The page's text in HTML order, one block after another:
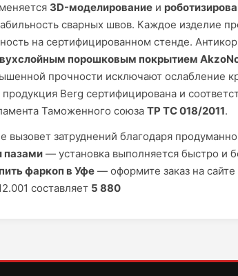
3D-моделирование и
сварных швов. Каждое изделие
на сертифицированном стенде.
порошковым покрытием
прочности исключают ослабление
продукция Berg сертифицирована и
Таможенного союза ТР ТС 018/2011.
вызовет затруднений благодаря
пазами — установка выполняется быстро и
фаркоп в Уфе — оформите заказ на сайте
составляет 5 880